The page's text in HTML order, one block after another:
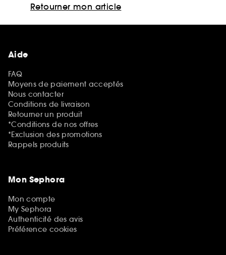
Retourner mon article
Aide
FAQ
Moyens de paiement acceptés
Nous contacter
Conditions de livraison
Retourner un produit
*Conditions de nos offres
*Exclusion des promotions
Rappels produits
Mon Sephora
Mon compte
My Sephora
Authenticité des avis
Préférence cookies